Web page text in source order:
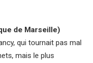
de Marseille)
qui tournait pas mal
mais le plus